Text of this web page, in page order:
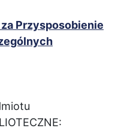
Przysposobienie